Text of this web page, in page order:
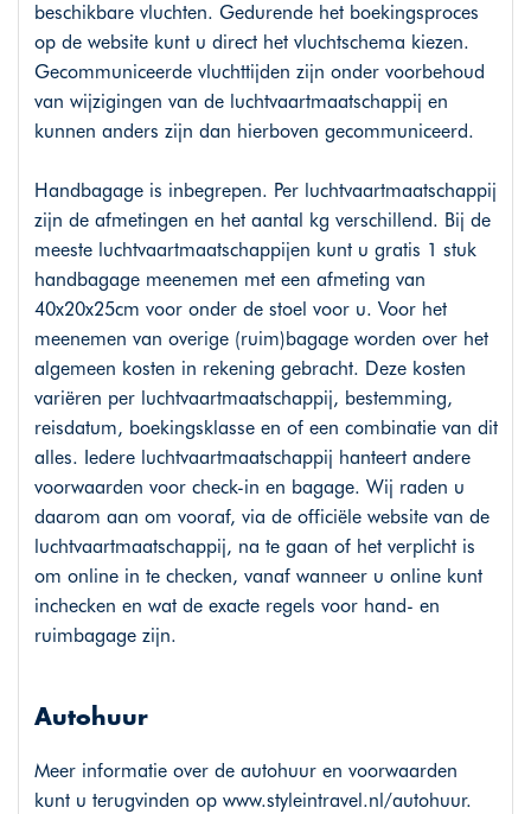
beschikbare vluchten. Gedurende het boekingsproces
op de website kunt u direct het vluchtschema kiezen.
Gecommuniceerde vluchttijden zijn onder voorbehoud
van wijzigingen van de luchtvaartmaatschappij en
kunnen anders zijn dan hierboven gecommuniceerd.
Handbagage is inbegrepen. Per luchtvaartmaatschappij
zijn de afmetingen en het aantal kg verschillend. Bij de
meeste luchtvaartmaatschappijen kunt u gratis 1 stuk
handbagage meenemen met een afmeting van
40x20x25cm voor onder de stoel voor u. Voor het
meenemen van overige (ruim)bagage worden over het
algemeen kosten in rekening gebracht. Deze kosten
variëren per luchtvaartmaatschappij, bestemming,
reisdatum, boekingsklasse en of een combinatie van dit
alles. Iedere luchtvaartmaatschappij hanteert andere
voorwaarden voor check-in en bagage. Wij raden u
daarom aan om vooraf, via de officiële website van de
luchtvaartmaatschappij, na te gaan of het verplicht is
om online in te checken, vanaf wanneer u online kunt
inchecken en wat de exacte regels voor hand- en
ruimbagage zijn.
Autohuur
Meer informatie over de autohuur en voorwaarden
kunt u terugvinden op www.styleintravel.nl/autohuur.